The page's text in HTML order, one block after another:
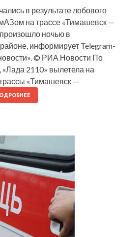
в результате лобового
на трассе «Тимашевск —
ночью в
информирует Telegram-
© РИА Новости По
2110» вылетела на
«Тимашевск —